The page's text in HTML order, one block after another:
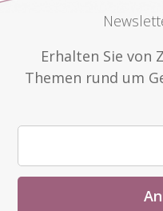
Erhalten Sie von
Themen rund um